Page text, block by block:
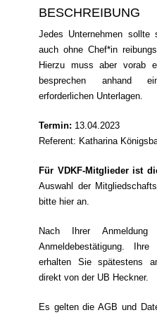
BESCHREIBUNG
Jedes Unternehmen
auch ohne Chef*in
Hierzu muss aber vorab
besprechen anhand
erforderlichen Unterlagen.
Termin: 13.04.2023
Referent: Katharina
Für VDKF-Mitglieder ist
Auswahl der
bitte hieran.
Nach Ihrer
Anmeldebestätigung. Ihre
erhalten Sie spätestens
direkt von der UB Heckner.
Es gelten die AGB und